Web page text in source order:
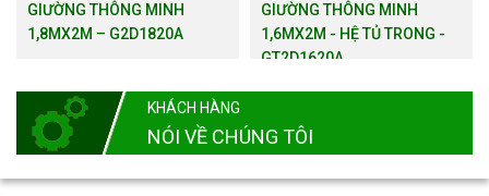
GIƯỜNG THÔNG MINH
1,8MX2M – G2D1820A
GIƯỜNG THÔNG MINH
1,6MX2M - HỆ TỦ TRONG -
GT2D1620A
KHÁCH HÀNG
NÓI VỀ CHÚNG TÔI